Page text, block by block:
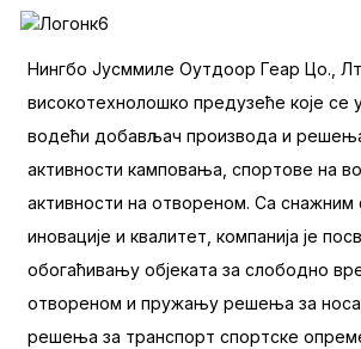
Нингбо Јусммиле Оутдоор Геар Цо.,
високотехнолошко предузеће које се
водећи добављач производа и
активности камповања, спортове на
активности на отвореном. Са снажним
иновације и квалитет, компанија је
обогаћивању објеката за слободно
отвореном и пружању решења за
решења за транспорт спортске